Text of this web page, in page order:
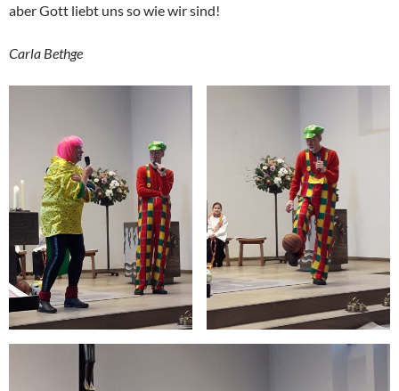
aber Gott liebt uns so wie wir sind!
Carla Bethge